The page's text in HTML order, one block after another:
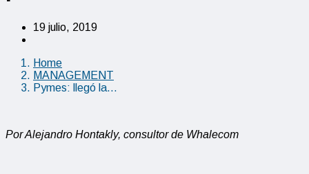
19 julio, 2019
Home
MANAGEMENT
Pymes: llegó la…
Por Alejandro Hontakly, consultor de Whalecom